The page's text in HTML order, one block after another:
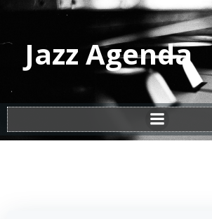
Vai
al
contenuto
Jazz Agenda